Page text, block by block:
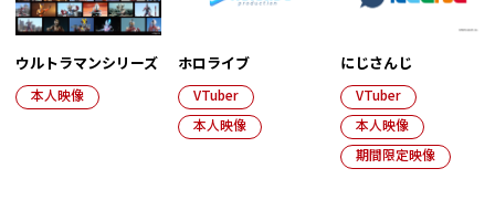
ウルトラマンシリーズ
本人映像
ホロライブ
VTuber
本人映像
にじさんじ
VTuber
本人映像
期間限定映像